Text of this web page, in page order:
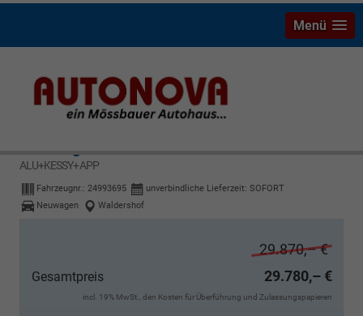
Menü
ALU+KESSY+APP
Fahrzeugnr.: 24993695
unverbindliche Lieferzeit: SOFORT
Neuwagen
Waldershof
29.870,– €
Gesamtpreis 29.780,– €
incl. 19% MwSt., den Kosten für Überführung und Zulassungspapieren